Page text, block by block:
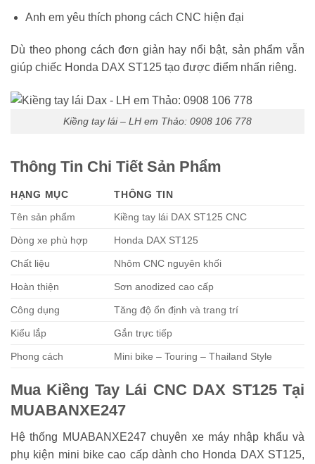
Anh em yêu thích phong cách CNC hiện đại
Dù theo phong cách đơn giản hay nổi bật, sản phẩm vẫn
giúp chiếc Honda DAX ST125 tạo được điểm nhấn riêng.
Kiềng tay lái – LH em Thảo: 0908 106 778
Thông Tin Chi Tiết Sản Phẩm
HẠNG MỤC
THÔNG TIN
Tên sản phẩm
Kiềng tay lái DAX ST125 CNC
Dòng xe phù hợp Honda DAX ST125
Chất liệu Nhôm CNC nguyên khối
Hoàn thiện Sơn anodized cao cấp
Công dụng Tăng độ ổn định và trang trí
Kiểu lắp Gắn trực tiếp
Phong cách Mini bike – Touring – Thailand Style
Mua Kiềng Tay Lái CNC DAX ST125 Tại
MUABANXE247
Hệ thống MUABANXE247 chuyên xe máy nhập khẩu và
phụ kiện mini bike cao cấp dành cho Honda DAX ST125,